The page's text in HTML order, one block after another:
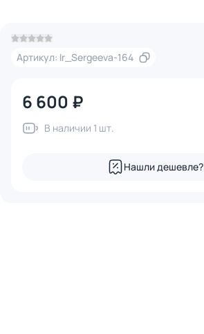
Артикул: Ir_Sergeeva-164
6 600 ₽
В наличии 1 шт.
Нашли дешевле?